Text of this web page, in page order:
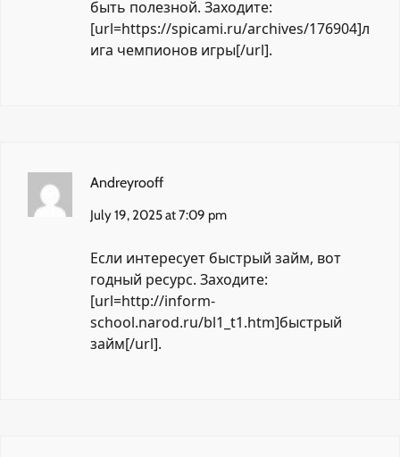
быть полезной. Заходите:
[url=https://spicami.ru/archives/176904]л
ига чемпионов игры[/url].
Andreyrooff
July 19, 2025 at 7:09 pm
Если интересует быстрый займ, вот
годный ресурс. Заходите:
[url=http://inform-
school.narod.ru/bl1_t1.htm]быстрый
займ[/url].